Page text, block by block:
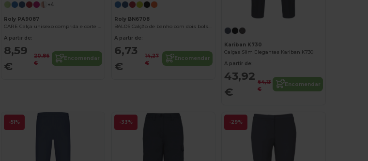
+4
Roly PA9087
CARE Calça unisexo comprida e corte recto
A partir de:
8,59
€
20,86
€
Encomendar
Roly BN6708
BALOS Calção de banho com dois bolsos laterais
A partir de:
6,73
€
14,27
€
Encomendar
Kariban K730
Calças Slim Elegantes Kariban K730
A partir de:
43,92
€
64,13
€
Encomendar
-51% -33% -29%